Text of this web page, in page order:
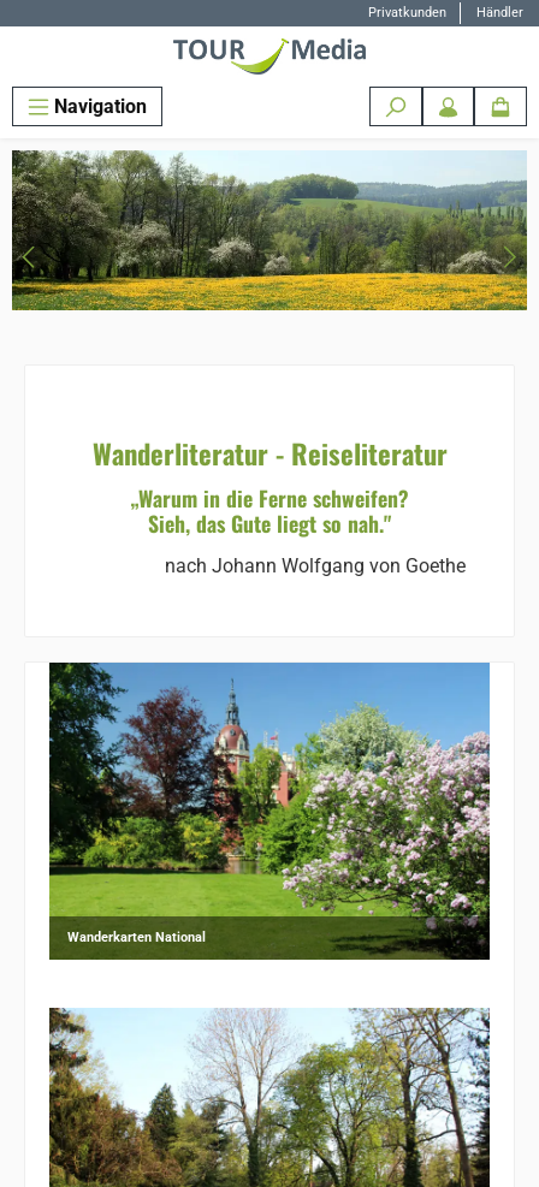
Zum Hauptinhalt springen Privatkunden Händler
Navigation
Bildergalerie überspringen
Wanderliteratur - Reiseliteratur
„Warum in die Ferne schweifen?
Sieh, das Gute liegt so nah."
nach Johann Wolfgang von Goethe
Wanderkarten National